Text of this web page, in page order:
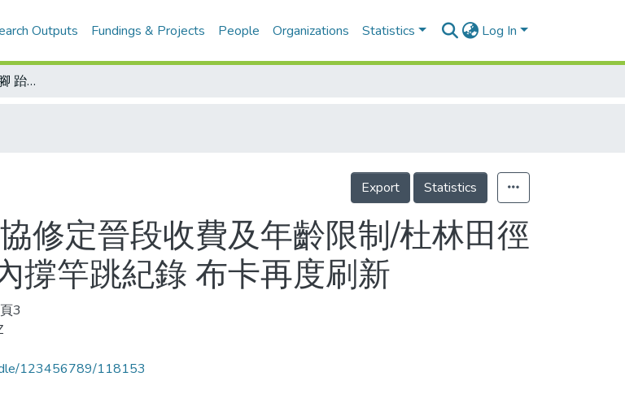
Outputs Fundings & Projects People Organizations Statistics Log In
推展跆運 何必自縛手腳 跆協修定晉段收費及年齡限制/杜林田徑大獎賽新紀錄(1987年) 室內撐竿跳紀錄 布卡再度刷新
Export Statistics
修定晉段收費及年齡限制/杜林田徑
撐竿跳紀錄 布卡再度刷新
3
123456789/118153